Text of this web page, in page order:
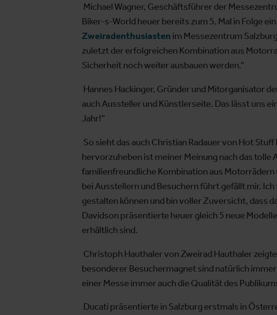
Michael Wagner, Geschäftsführer der
Biker-s-World heuer bereits zum 5. Mal in Folge
Zweiradenthusiasten im Messezentrum
zuletzt der erfolgreichen Kombination aus
Sicherheit noch weiter ausbauen werden.“
Hannes Hackinger, Gründer und Mitorganisator
auch Aussteller und Künstlerseite. Das lässt uns
Jahr!“
So sieht das auch Christian Radauer von Hot
hervorzuheben ist meiner Meinung nach das
familienfreundliche Kombination aus
bei Ausstellern und Besuchern führt gefällt mir.
gestalten können und bin voller Zuversicht, dass
Davidson präsentierte heuer gleich 5 neue
erhältlich sind.
Christoph Hauthaler von Zweirad Hauthaler
besonderer Besuchermagnet sind natürlich
einer Messe immer auch die Qualität des
Ducati präsentierte in Salzburg erstmals in